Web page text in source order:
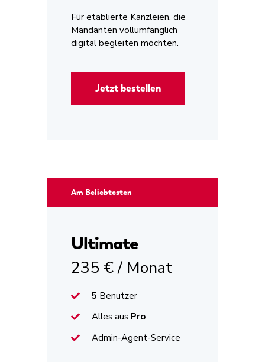
Für etablierte Kanzleien, die
Mandanten vollumfänglich
digital begleiten möchten.
Jetzt bestellen
Am Beliebtesten
Ultimate
235 € / Monat
5 Benutzer
Alles aus Pro
Admin‑Agent‑Service